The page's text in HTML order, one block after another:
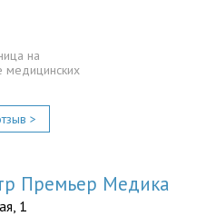
на
медицинских
>
Премьер Медика
1